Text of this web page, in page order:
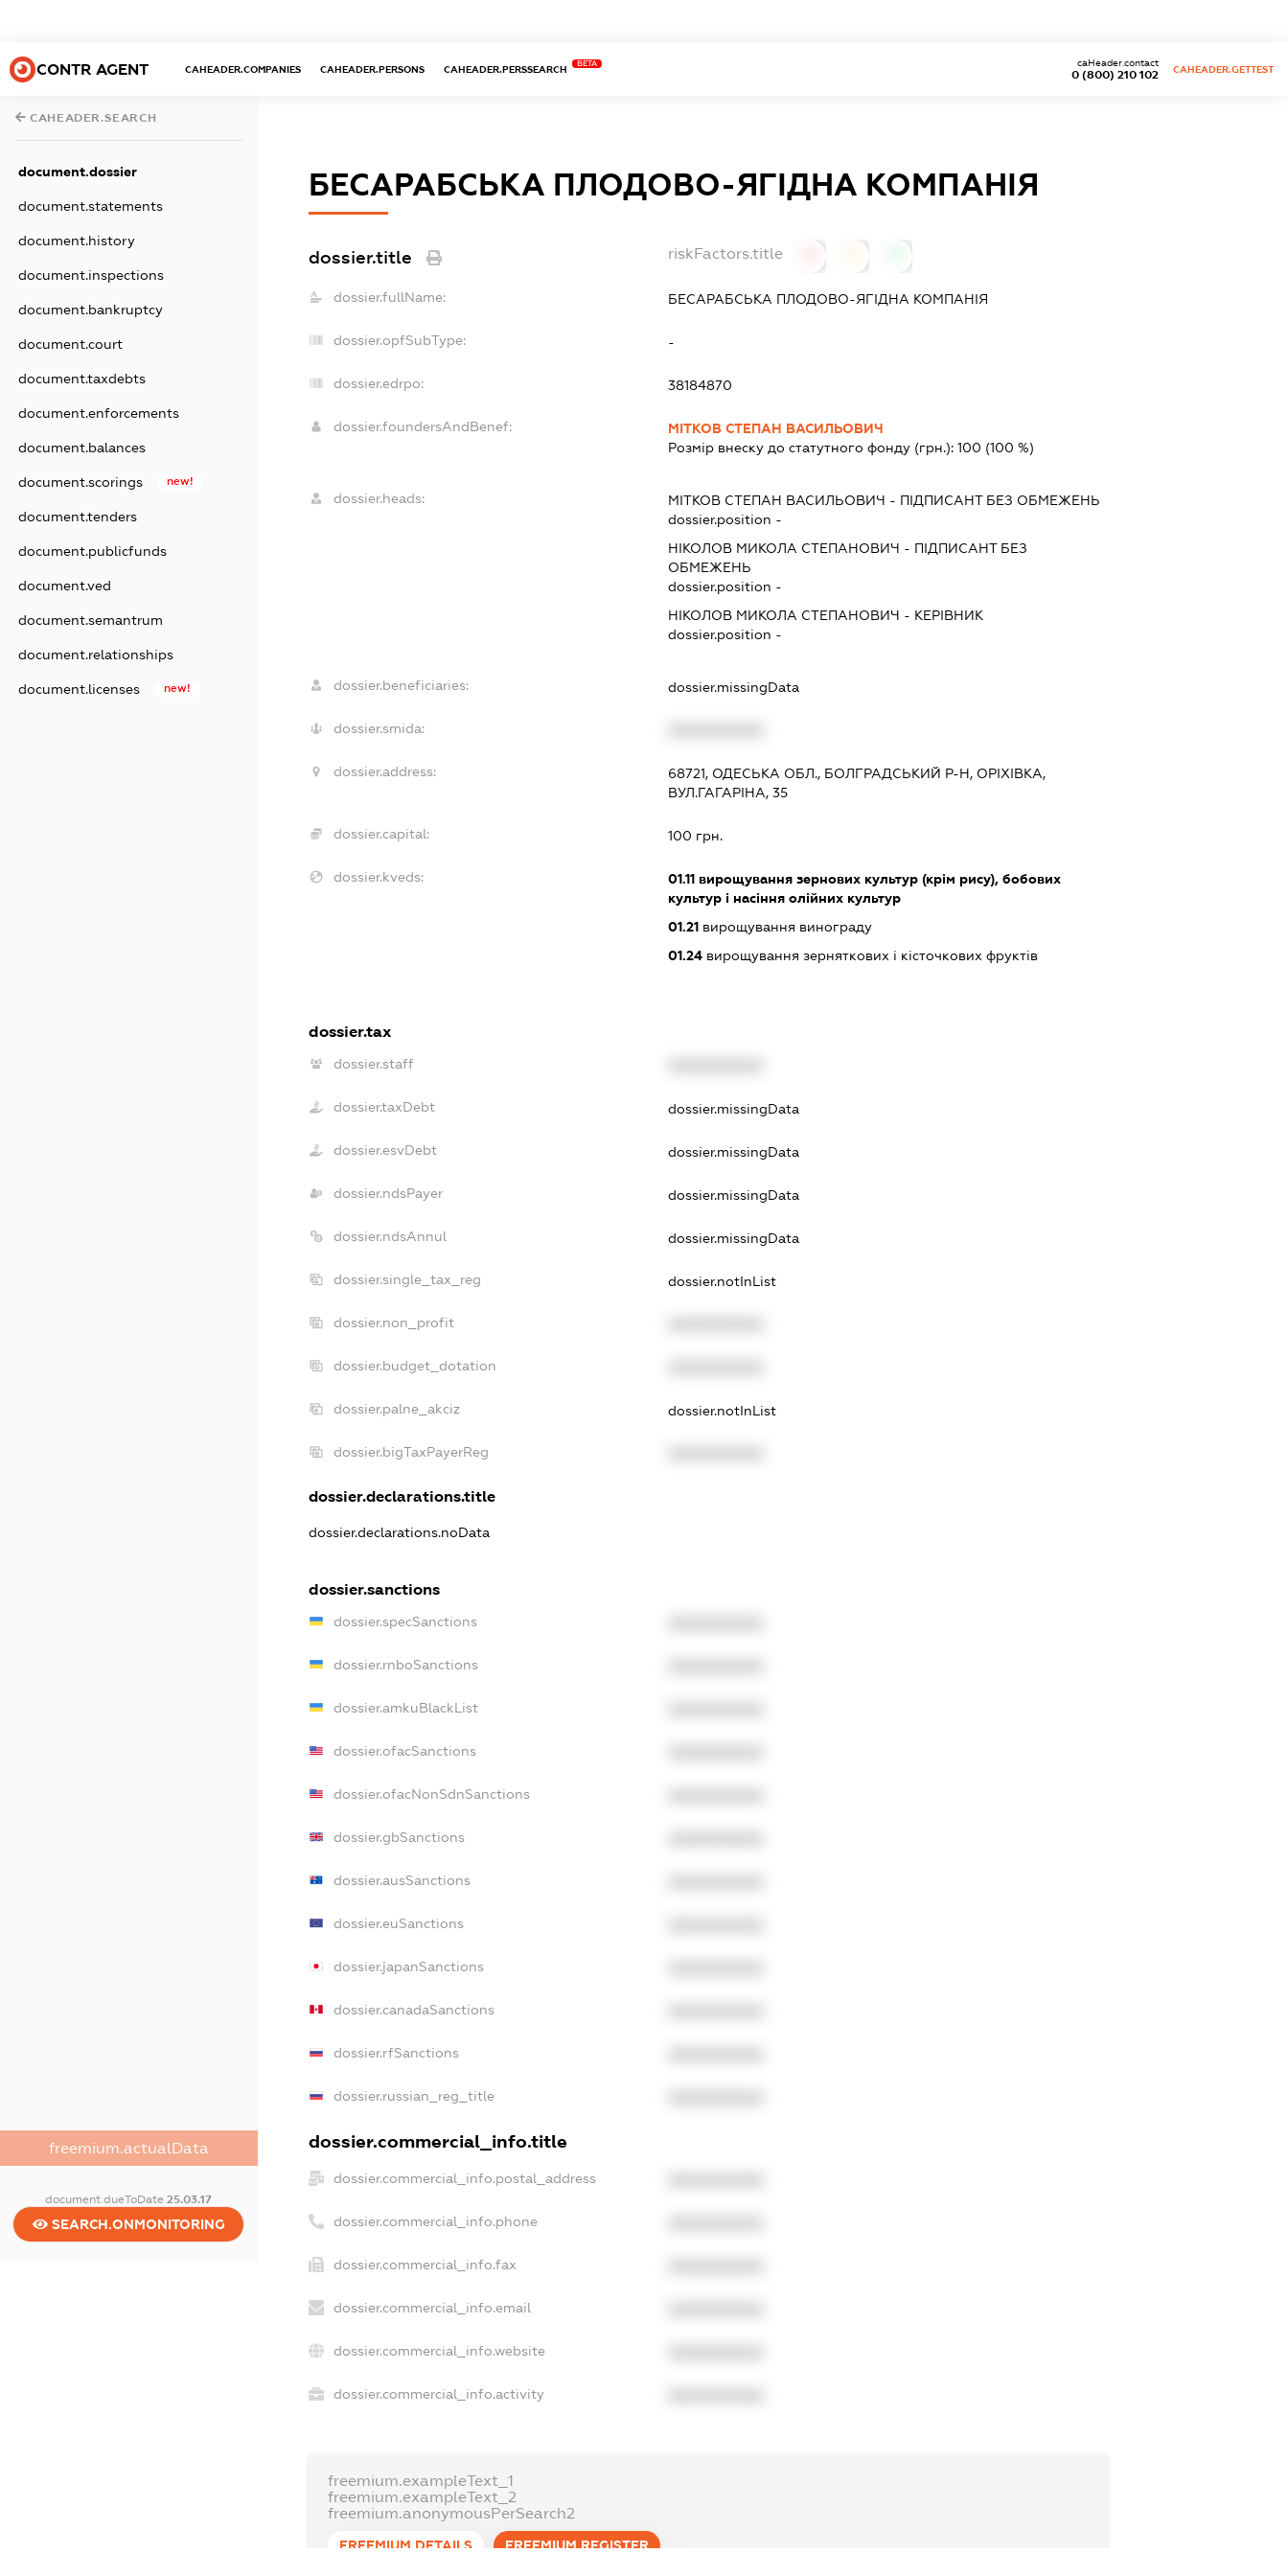
CONTR AGENT CAHEADER.COMPANIES CAHEADER.PERSONS CAHEADER.PERSSEARCH
BETA
0 (800) 210 102
caHeader.contact
CAHEADER.GETTEST
CAHEADER.SEARCH
document.dossier
document.statements
document.history
document.inspections
document.bankruptcy
document.court
document.taxdebts
document.enforcements
document.balances
document.scorings new!
document.tenders
document.publicfunds
document.ved
document.semantrum
document.relationships
document.licenses new!
freemium.actualData
document.dueToDate25.03.17
SEARCH.ONMONITORING
БЕСАРАБСЬКА ПЛОДОВО-ЯГІДНА КОМПАНІЯ
dossier.title riskFactors.title
dossier.fullName: БЕСАРАБСЬКА ПЛОДОВО-ЯГІДНА КОМПАНІЯ
dossier.opfSubType: -
dossier.edrpo: 38184870
dossier.foundersAndBenef:
МІТКОВ СТЕПАН ВАСИЛЬОВИЧ
Розмір внеску до статутного фонду (грн.):100 (100 %)
dossier.heads: МІТКОВ СТЕПАН ВАСИЛЬОВИЧ - ПІДПИСАНТБЕЗ ОБМЕЖЕНЬ
dossier.position -
НІКОЛОВ МИКОЛА СТЕПАНОВИЧ - ПІДПИСАНТБЕЗ
ОБМЕЖЕНЬ
dossier.position -
НІКОЛОВ МИКОЛА СТЕПАНОВИЧ - КЕРІВНИК
dossier.position -
dossier.beneficiaries: dossier.missingData
dossier.smida:
dossier.address:
68721, ОДЕСЬКА ОБЛ., БОЛГРАДСЬКИЙ Р-Н, ОРІХІВКА,
ВУЛ.ГАГАРІНА, 35
dossier.capital: 100 грн.
dossier.kveds: 01.11 вирощування зернових культур (крім рису), бобових
культур і насіння олійних культур
01.21 вирощування винограду
01.24 вирощування зерняткових і кісточкових фруктів
dossier.tax
dossier.staff
dossier.taxDebt dossier.missingData
dossier.esvDebt dossier.missingData
dossier.ndsPayer dossier.missingData
dossier.ndsAnnul dossier.missingData
dossier.single_tax_reg dossier.notInList
dossier.non_profit
dossier.budget_dotation
dossier.palne_akciz dossier.notInList
dossier.bigTaxPayerReg
dossier.declarations.title
dossier.declarations.noData
dossier.sanctions
dossier.specSanctions
dossier.rnboSanctions
dossier.amkuBlackList
dossier.ofacSanctions
dossier.ofacNonSdnSanctions
dossier.gbSanctions
dossier.ausSanctions
dossier.euSanctions
dossier.japanSanctions
dossier.canadaSanctions
dossier.rfSanctions
dossier.russian_reg_title
dossier.commercial_info.title
dossier.commercial_info.postal_address
dossier.commercial_info.phone
dossier.commercial_info.fax
dossier.commercial_info.email
dossier.commercial_info.website
dossier.commercial_info.activity
freemium.exampleText_1
freemium.exampleText_2
freemium.anonymousPerSearch2
FREEMIUM.DETAILS FREEMIUM.REGISTER